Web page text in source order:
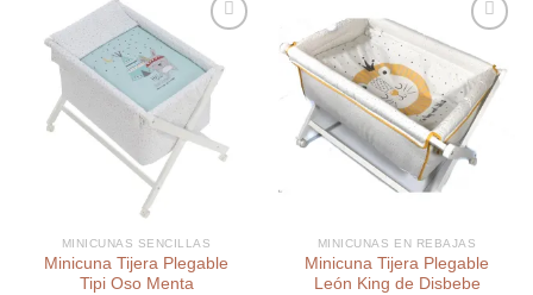
Añadir
lista de
deseos
MINICUNAS SENCILLAS
Minicuna Tijera Plegable
Tipi Oso Menta
Añadir
a la
lista de
deseos
MINICUNAS EN REBAJAS
Minicuna Tijera Plegable
León King de Disbebe